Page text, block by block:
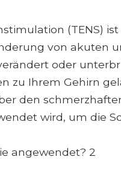
(TENS)
von akuten
oder
zu Ihrem Gehirn
den
wird, um die
angewendet? 2